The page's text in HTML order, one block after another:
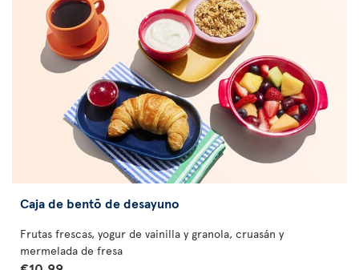
Caja de bentō de desayuno
Frutas frescas, yogur de vainilla y granola, cruasán y
mermelada de fresa